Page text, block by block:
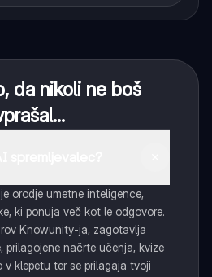
da nikoli ne boš
orodje umetne inteligence,
ki ponuja več kot le odgovore.
Knowunity-ja, zagotavlja
prilagojene načrte učenja, kvize
v klepetu ter se prilagaja tvoji